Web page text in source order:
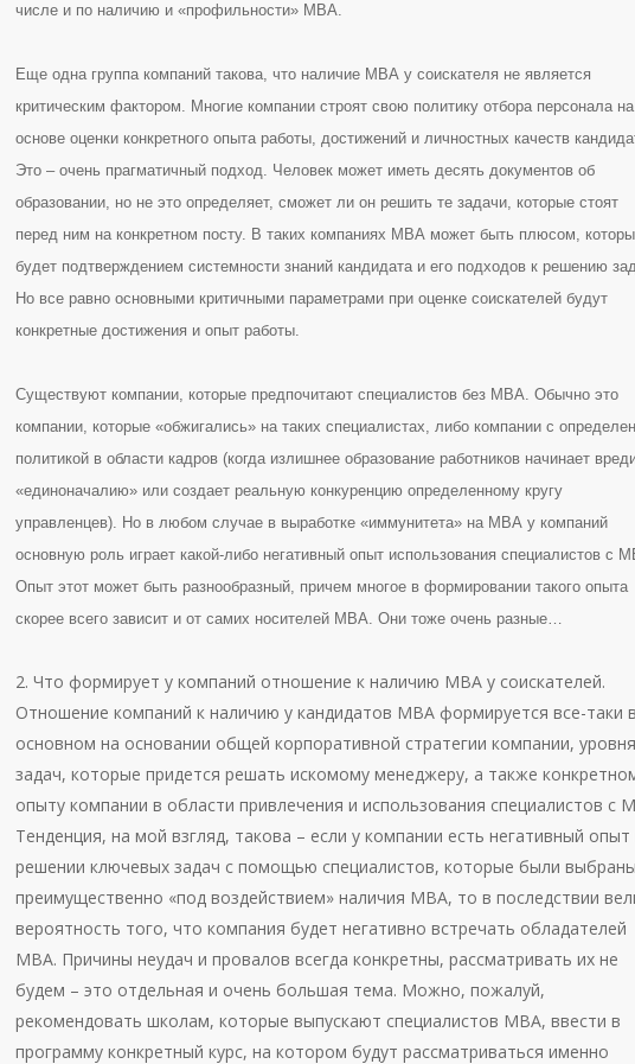
числе и по наличию и «профильности» МВА.
Еще одна группа компаний такова, что наличие МВА у соискателя не является
критическим фактором. Многие компании строят свою политику отбора персонала на
основе оценки конкретного опыта работы, достижений и личностных качеств
Это – очень прагматичный подход. Человек может иметь десять документов об
образовании, но не это определяет, сможет ли он решить те задачи, которые стоят
перед ним на конкретном посту. В таких компаниях МВА может быть плюсом,
будет подтверждением системности знаний кандидата и его подходов к решению
Но все равно основными критичными параметрами при оценке соискателей будут
конкретные достижения и опыт работы.
Существуют компании, которые предпочитают специалистов без МВА. Обычно это
компании, которые «обжигались» на таких специалистах, либо компании с
политикой в области кадров (когда излишнее образование работников начинает
«единоначалию» или создает реальную конкуренцию определенному кругу
управленцев). Но в любом случае в выработке «иммунитета» на МВА у компаний
основную роль играет какой-либо негативный опыт использования специалистов с
Опыт этот может быть разнообразный, причем многое в формировании такого опыта
скорее всего зависит и от самих носителей МВА. Они тоже очень разные…
2. Что формирует у компаний отношение к наличию МВА у соискателей.
Отношение компаний к наличию у кандидатов МВА формируется все-таки в
основном на основании общей корпоративной стратегии компании, уровня
задач, которые придется решать искомому менеджеру, а также
опыту компании в области привлечения и использования специалистов с
Тенденция, на мой взгляд, такова – если у компании есть негативный опыт
решении ключевых задач с помощью специалистов, которые были выбраны
преимущественно «под воздействием» наличия МВА, то в последствии
вероятность того, что компания будет негативно встречать обладателей
МВА. Причины неудач и провалов всегда конкретны, рассматривать их не
будем – это отдельная и очень большая тема. Можно, пожалуй,
рекомендовать школам, которые выпускают специалистов МВА, ввести в
программу конкретный курс, на котором будут рассматриваться именно